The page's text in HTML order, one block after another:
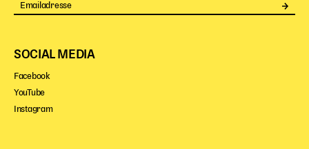
SOCIAL MEDIA
Facebook
YouTube
Instagram